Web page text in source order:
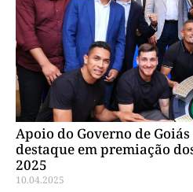
Apoio do Governo de
destaque em premiação
2025
10.04.2025